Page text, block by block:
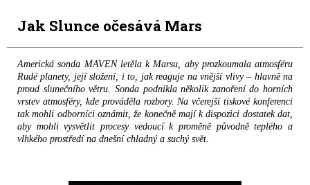
Jak Slunce očesává Mars
Americká sonda MAVEN letěla k Marsu, aby prozkoumala atmosféru
Rudé planety, její složení, i to, jak reaguje na vnější vlivy – hlavně na
proud slunečního větru. Sonda podnikla několik zanoření do horních
vrstev atmosféry, kde prováděla rozbory. Na včerejší tiskové konferenci
tak mohli odborníci oznámit, že konečně mají k dispozici dostatek dat,
aby mohli vysvětlit procesy vedoucí k proměně původně teplého a
vlhkého prostředí na dnešní chladný a suchý svět.